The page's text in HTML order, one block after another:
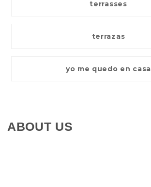
terrasses
terrazas
yo me quedo en casa
ABOUT US